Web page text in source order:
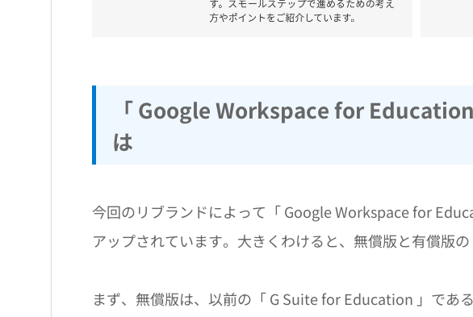
「 Google Workspace for
は
今回のリブランドによって「 Google Workspace for
アップされています。大きくわけると、無償版と有償版の
まず、無償版は、以前の「 G Suite for Education 」であ